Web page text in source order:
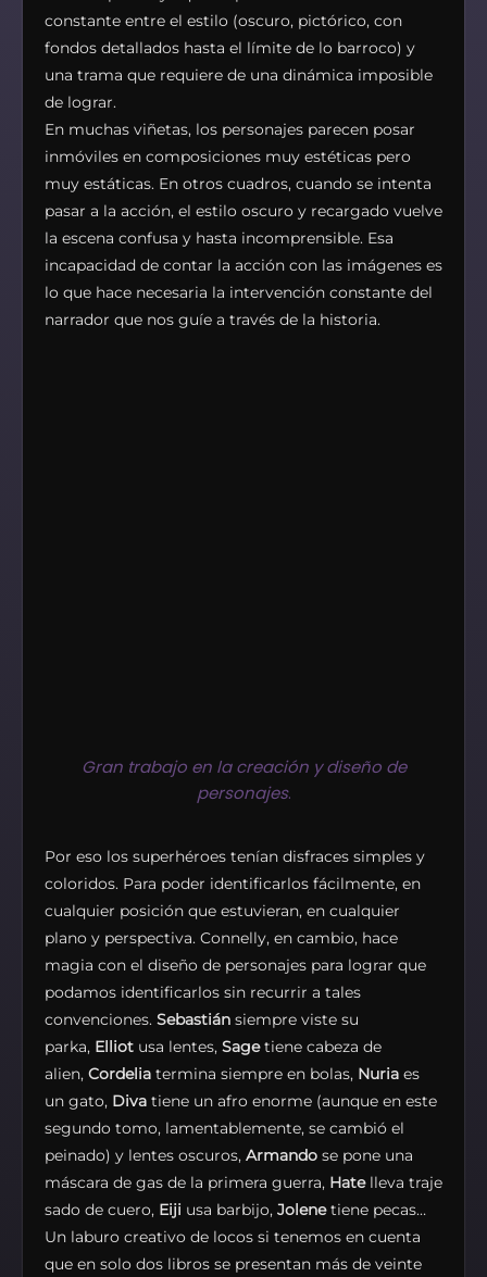
constante entre el estilo (oscuro, pictórico, con
fondos detallados hasta el límite de lo barroco) y
una trama que requiere de una dinámica imposible
de lograr.
En muchas viñetas, los personajes parecen posar
inmóviles en composiciones muy estéticas pero
muy estáticas. En otros cuadros, cuando se intenta
pasar a la acción, el estilo oscuro y recargado vuelve
la escena confusa y hasta incomprensible. Esa
incapacidad de contar la acción con las imágenes es
lo que hace necesaria la intervención constante del
narrador que nos guíe a través de la historia.
Gran trabajo en la creación y diseño de
personajes.
Por eso los superhéroes tenían disfraces simples y
coloridos. Para poder identificarlos fácilmente, en
cualquier posición que estuvieran, en cualquier
plano y perspectiva. Connelly, en cambio, hace
magia con el diseño de personajes para lograr que
podamos identificarlos sin recurrir a tales
convenciones. Sebastián siempre viste su
parka, Elliot usa lentes, Sagetiene cabeza de
alien, Cordelia termina siempre en bolas, Nuria es
un gato, Diva tiene un afro enorme (aunque en este
segundo tomo, lamentablemente, se cambió el
peinado) y lentes oscuros, Armando se pone una
máscara de gas de la primera guerra, Hatelleva traje
sado de cuero, Eiji usa barbijo, Jolenetiene pecas…
Un laburo creativo de locos si tenemos en cuenta
que en solo dos libros se presentan más de veinte